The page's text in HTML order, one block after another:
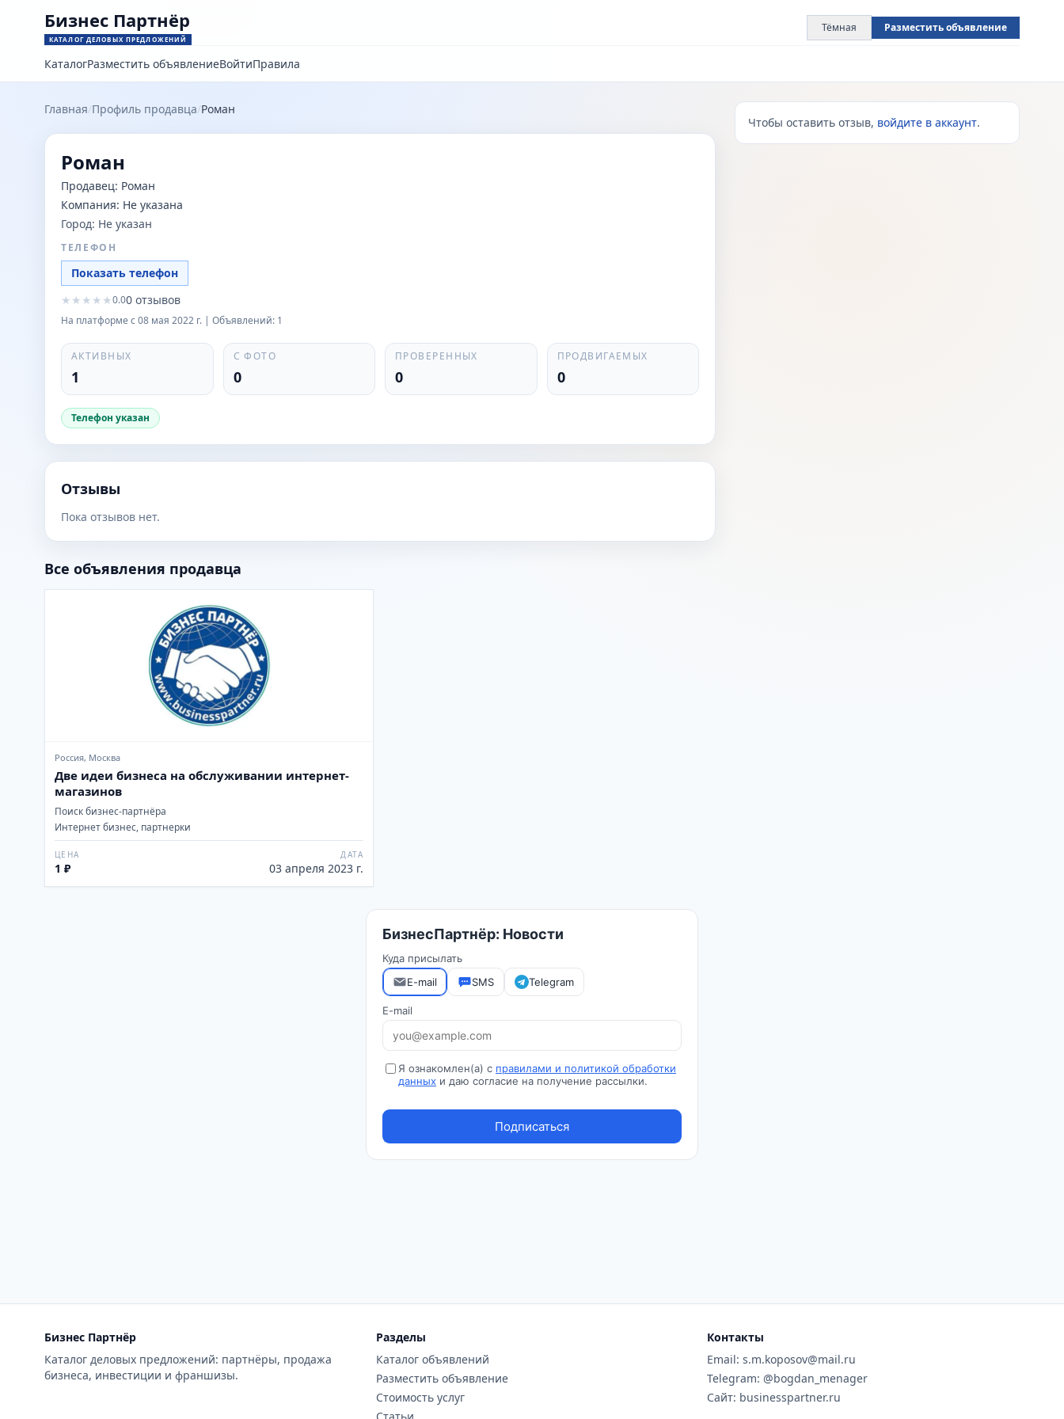
Бизнес Партнёр
КАТАЛОГ ДЕЛОВЫХ ПРЕДЛОЖЕНИЙ
Тёмная Разместить объявление
КаталогРазместить объявлениеВойтиПравила
Главная/Профиль продавца/Роман
Роман
Продавец: Роман
Компания: Не указана
Город: Не указан
ТЕЛЕФОН
Показать телефон
★ ★ ★ ★ ★0.00 отзывов
На платформе с08 мая 2022 г. | Объявлений: 1
АКТИВНЫХ
1
С ФОТО
0
ПРОВЕРЕННЫХ
0
ПРОДВИГАЕМЫХ
0
Телефон указан
Отзывы
Пока отзывов нет.
Все объявления продавца
Россия, Москва
Две идеи бизнеса на обслуживании интернет-
магазинов
Поиск бизнес-партнёра
Интернет бизнес, партнерки
ЦЕНА
1 ₽
ДАТА
03 апреля 2023 г.
Чтобы оставить отзыв, войдите в аккаунт.
Бизнес Партнёр
Каталог деловых предложений: партнёры, продажа
бизнеса, инвестиции и франшизы.
Разделы
Каталог объявлений
Разместить объявление
Стоимость услуг
Контакты
Email: s.m.koposov@mail.ru
Telegram: @bogdan_menager
Сайт: businesspartner.ru